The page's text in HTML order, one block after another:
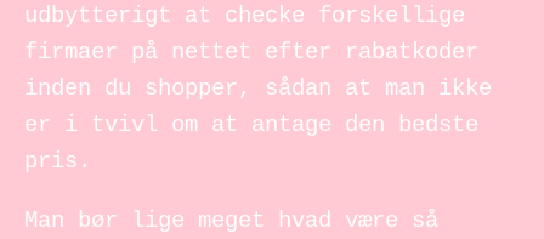
udbytterigt at checke forskellige
firmaer på nettet efter rabatkoder
inden du shopper, sådan at man ikke
er i tvivl om at antage den bedste
pris.
Man bør lige meget hvad være så